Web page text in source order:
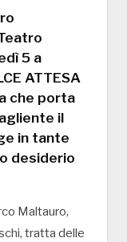
5 a
ATTESA
che porta
il
in tante
desiderio
Maltauro,
tratta delle